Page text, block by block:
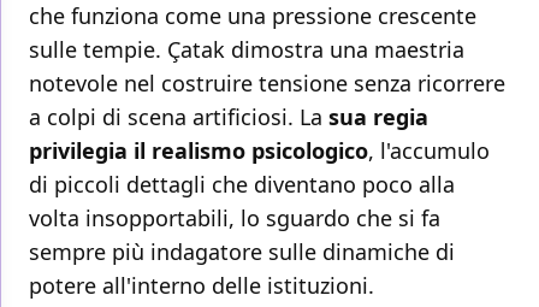
che funziona come una pressione crescente
sulle tempie. Çatak dimostra una maestria
notevole nel costruire tensione senza ricorrere
a colpi di scena artificiosi. La sua regia
privilegia il realismo psicologico, l'accumulo
di piccoli dettagli che diventano poco alla
volta insopportabili, lo sguardo che si fa
sempre più indagatore sulle dinamiche di
potere all'interno delle istituzioni.